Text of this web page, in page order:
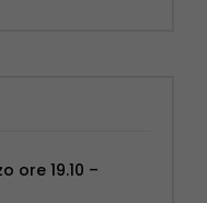
ore 19.10 –